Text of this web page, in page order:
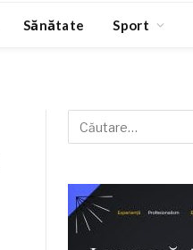
Sănătate Sport